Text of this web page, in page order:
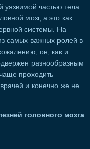
частью тела
мозг, а это как
системы. На
самых важных ролей в
он, как и
разнообразным
проходить
и конечно же не
головного мозга